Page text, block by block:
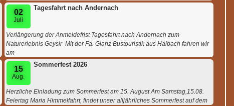
02
Juli
Tagesfahrt nach Andernach
Verlängerung der Anmeldefrist Tagesfahrt nach Andernach zum
Naturerlebnis Geysir Mit der Fa. Glanz Bustouristik aus Haibach fahren wir
am
15
Aug.
Sommerfest 2026
Herzliche Einladung zum Sommerfest am 15. August Am Samstag,15.08.
Feiertag Maria Himmelfahrt, findet unser alljährliches Sommerfest auf dem